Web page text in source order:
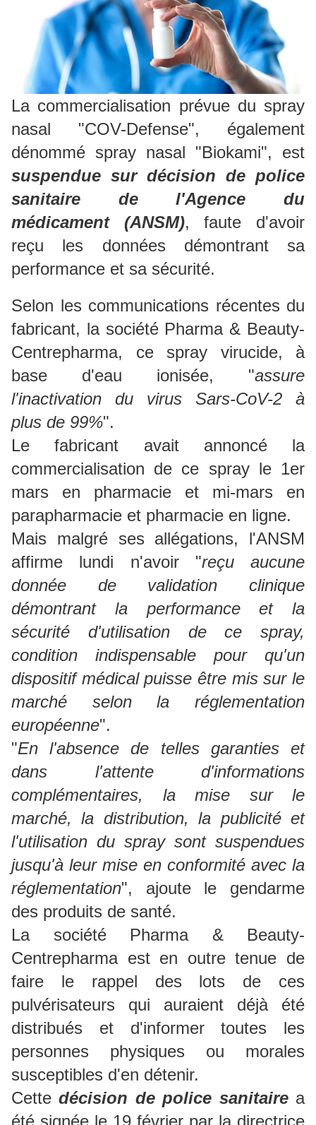
La commercialisation prévue du spray
nasal "COV-Defense", également
dénommé spray nasal "Biokami", est
suspendue sur décision de police
sanitaire de l'Agence du
médicament (ANSM), faute d'avoir
reçu les données démontrant sa
performance et sa sécurité.
Selon les communications récentes du
fabricant, la société Pharma & Beauty-
Centrepharma, ce spray virucide, à
base d'eau ionisée, "assure
l'inactivation du virus Sars-CoV-2 à
plus de 99%".
Le fabricant avait annoncé la
commercialisation de ce spray le 1er
mars en pharmacie et mi-mars en
parapharmacie et pharmacie en ligne.
Mais malgré ses allégations, l'ANSM
affirme lundi n'avoir "reçu aucune
donnée de validation clinique
démontrant la performance et la
sécurité d'utilisation de ce spray,
condition indispensable pour qu'un
dispositif médical puisse être mis sur le
marché selon la réglementation
européenne".
"En l'absence de telles garanties et
dans l'attente d'informations
complémentaires, la mise sur le
marché, la distribution, la publicité et
l'utilisation du spray sont suspendues
jusqu'à leur mise en conformité avec la
réglementation", ajoute le gendarme
des produits de santé.
La société Pharma & Beauty-
Centrepharma est en outre tenue de
faire le rappel des lots de ces
pulvérisateurs qui auraient déjà été
distribués et d'informer toutes les
personnes physiques ou morales
susceptibles d'en détenir.
Cette décision de police sanitairea